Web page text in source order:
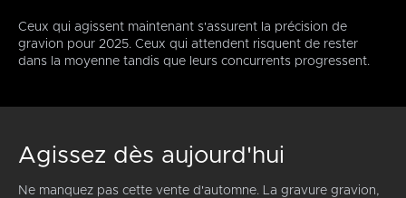
Ceux qui agissent maintenant s'assurent la précision de
gravion pour 2025. Ceux qui attendent risquent de rester
dans la moyenne tandis que leurs concurrents progressent.
Agissez dès aujourd'hui
Ne manquez pas cette vente d'automne. La gravure gravion,